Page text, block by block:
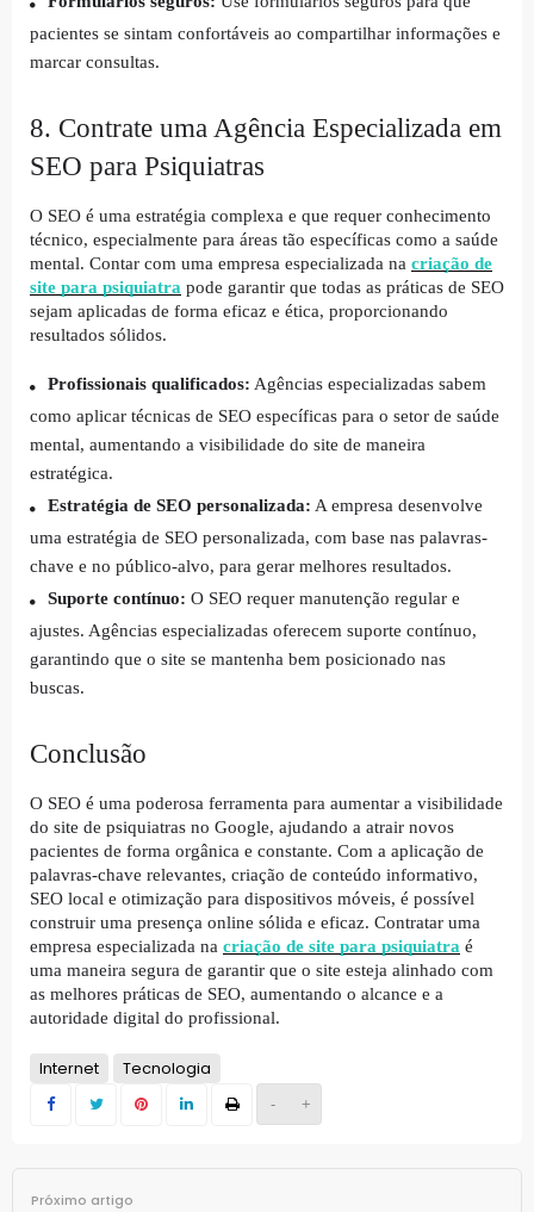
- +
pacientes se sintam confortáveis ao compartilhar informações e
marcar consultas.
8. Contrate uma Agência Especializada em
SEO para Psiquiatras
O SEO é uma estratégia complexa e que requer conhecimento
técnico, especialmente para áreas tão específicas como a saúde
mental. Contar com uma empresa especializada na criação de
site para psiquiatra pode garantir que todas as práticas de SEO
sejam aplicadas de forma eficaz e ética, proporcionando
resultados sólidos.
Profissionais qualificados: Agências especializadas sabem
como aplicar técnicas de SEO específicas para o setor de saúde
mental, aumentando a visibilidade do site de maneira
estratégica.
Estratégia de SEO personalizada: A empresa desenvolve
uma estratégia de SEO personalizada, com base nas palavras-
chave e no público-alvo, para gerar melhores resultados.
Suporte contínuo: O SEO requer manutenção regular e
ajustes. Agências especializadas oferecem suporte contínuo,
garantindo que o site se mantenha bem posicionado nas
buscas.
Conclusão
O SEO é uma poderosa ferramenta para aumentar a visibilidade
do site de psiquiatras no Google, ajudando a atrair novos
pacientes de forma orgânica e constante. Com a aplicação de
palavras-chave relevantes, criação de conteúdo informativo,
SEO local e otimização para dispositivos móveis, é possível
construir uma presença online sólida e eficaz. Contratar uma
empresa especializada na criação de site para psiquiatra é
uma maneira segura de garantir que o site esteja alinhado com
as melhores práticas de SEO, aumentando o alcance e a
autoridade digital do profissional.
Internet Tecnologia
Próximo artigo